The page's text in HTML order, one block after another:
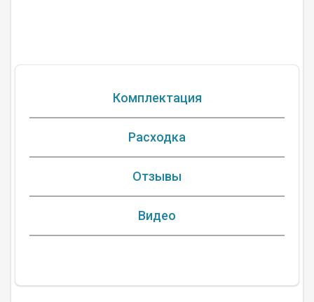
Комплектация
Расходка
Отзывы
Видео